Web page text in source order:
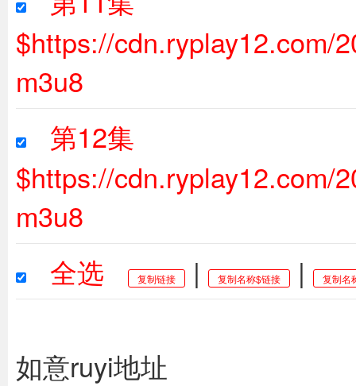
$https://cdn.ryplay12.com/
m3u8
第12集
$https://cdn.ryplay12.com/
m3u8
全选
复制链接 | 复制名称$链接 | 复制名
如意ruyi地址